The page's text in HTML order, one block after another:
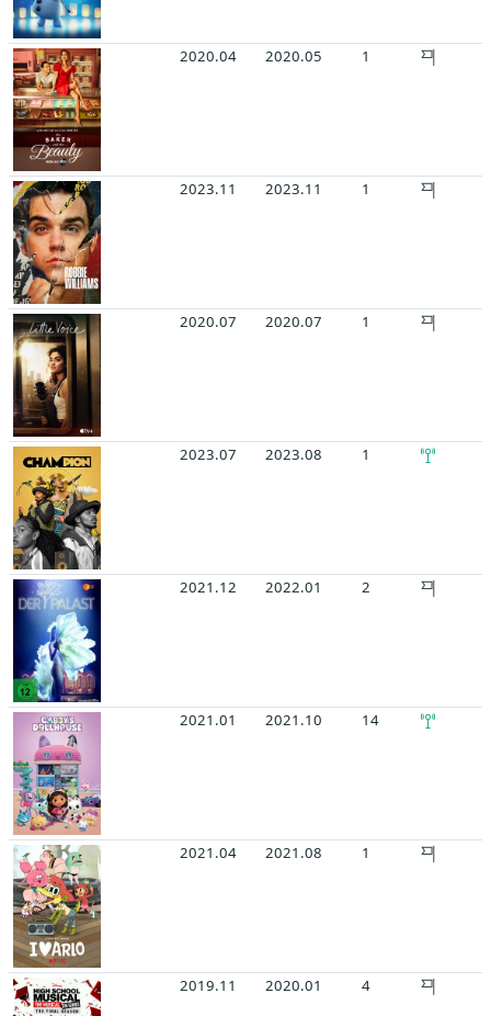
2020.04 2020.05 1
2023.11 2023.11 1
2020.07 2020.07 1
2023.07 2023.08 1
2021.12 2022.01 2
2021.01 2021.10 14
2021.04 2021.08 1
2019.11 2020.01 4